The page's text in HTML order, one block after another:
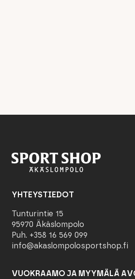
YHTEYSTIEDOT
Tunturintie 15
95970 Äkäslompolo
Puh. +358 16 569 099
info@akaslompolosportshop.fi
VUOKRAAMO JA MYYMÄLÄ